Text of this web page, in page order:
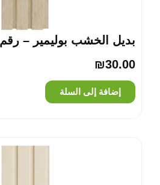
بديل الخشب بوليمير – رقم R01-19
₪30.00
إضافة إلى السلة